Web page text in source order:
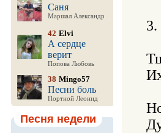
Саня
Маршал Александр
42 Elvi
А сердце
верит
Попова Любовь
38 Mingo57
Песни боль
Портной Леонид
Песня недели
3.